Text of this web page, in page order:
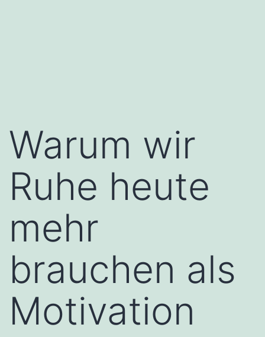
Warum wir
Ruhe heute
mehr
brauchen als
Motivation